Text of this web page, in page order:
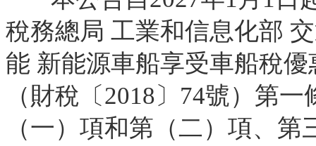
稅務總局 工業和信息化部
能 新能源車船享受車船稅
（財稅〔2018〕74號）第
（一）項和第（二）項、